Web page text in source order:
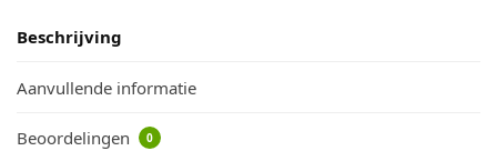
Beschrijving
Aanvullende informatie
Beoordelingen 0